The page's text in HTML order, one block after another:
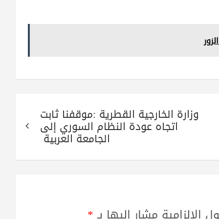
وزارة الخارجية القطرية :موقفنا ثابت
اتجاه عودة النظام السوري إلى
الجامعة العربية